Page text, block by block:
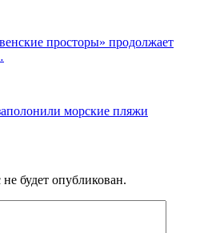
просторы» продолжает
морские пляжи
будет опубликован.